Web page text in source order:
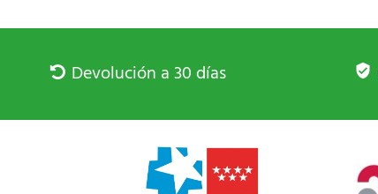
Devolución a 30 días